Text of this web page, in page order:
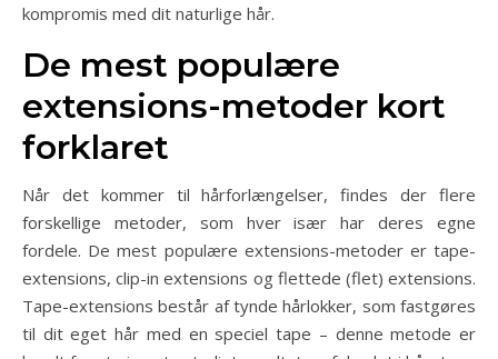
kompromis med dit naturlige hår.
De mest populære
extensions-metoder kort
forklaret
Når det kommer til hårforlængelser, findes der flere
forskellige metoder, som hver især har deres egne
fordele. De mest populære extensions-metoder er tape-
extensions, clip-in extensions og flettede (flet) extensions.
Tape-extensions består af tynde hårlokker, som fastgøres
til dit eget hår med en speciel tape – denne metode er